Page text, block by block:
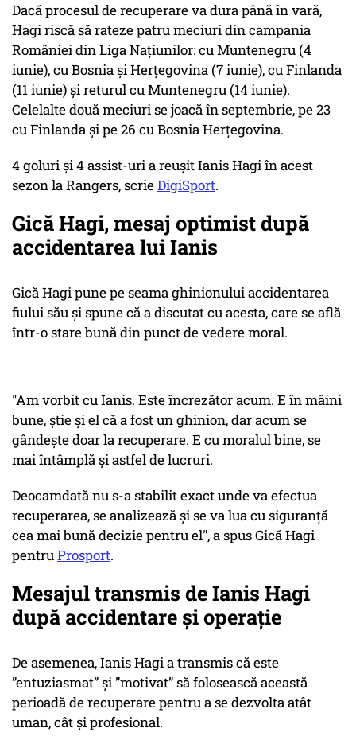
Dacă procesul de recuperare va dura până în vară,
Hagi riscă să rateze patru meciuri din campania
României din Liga Națiunilor: cu Muntenegru (4
iunie), cu Bosnia și Herțegovina (7 iunie), cu Finlanda
(11 iunie) și returul cu Muntenegru (14 iunie).
Celelalte două meciuri se joacă în septembrie, pe 23
cu Finlanda și pe 26 cu Bosnia Herțegovina.
4 goluri și 4 assist-uri a reușit Ianis Hagi în acest
sezon la Rangers, scrieDigiSport.
Gică Hagi, mesaj optimist după
accidentarea lui Ianis
Gică Hagi pune pe seama ghinionului accidentarea
fiului său și spune că a discutat cu acesta, care se află
într-o stare bună din punct de vedere moral.
"Am vorbit cu Ianis. Este încrezător acum. E în mâini
bune, știe și el că a fost un ghinion, dar acum se
gândește doar la recuperare. E cu moralul bine, se
mai întâmplă și astfel de lucruri.
Deocamdată nu s-a stabilit exact unde va efectua
recuperarea, se analizează și se va lua cu siguranță
cea mai bună decizie pentru el", a spus Gică Hagi
pentruProsport.
Mesajul transmis de Ianis Hagi
după accidentare și operație
De asemenea, Ianis Hagi a transmis că este
”entuziasmat” și ”motivat” să folosească această
perioadă de recuperare pentru a se dezvolta atât
uman, cât și profesional.